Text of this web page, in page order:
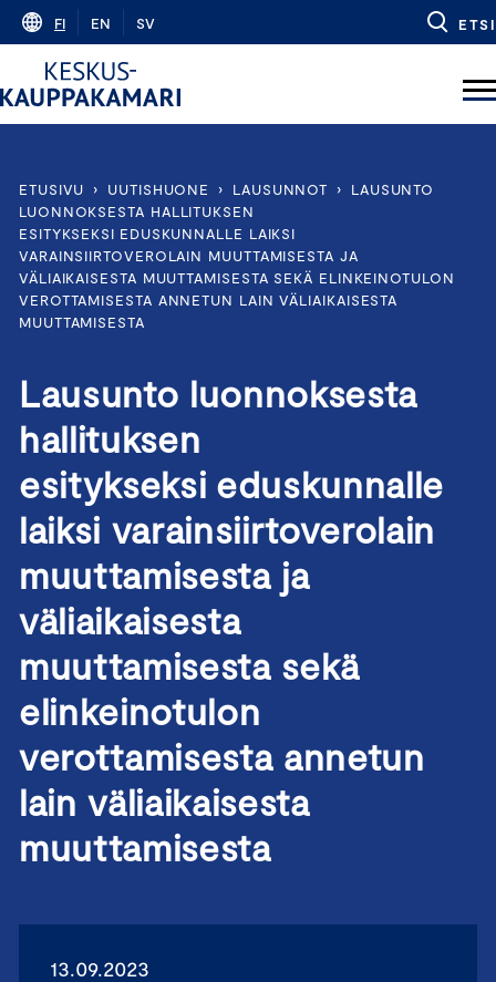
Skip
content
FI EN SV ETSI
ETUSIVU › UUTISHUONE › LAUSUNNOT ›
LAUSUNTO
LUONNOKSESTA HALLITUKSEN
ESITYKSEKSI EDUSKUNNALLE LAIKSI
VARAINSIIRTOVEROLAIN MUUTTAMISESTA JA
VÄLIAIKAISESTA MUUTTAMISESTA SEKÄ ELINKEINOTULON
VEROTTAMISESTA ANNETUN LAIN VÄLIAIKAISESTA
MUUTTAMISESTA
Lausunto luonnoksesta
hallituksen
esitykseksi eduskunnalle
laiksi varainsiirtoverolain
muuttamisesta ja
väliaikaisesta
muuttamisesta sekä
elinkeinotulon
verottamisesta annetun
lain väliaikaisesta
muuttamisesta
13.09.2023